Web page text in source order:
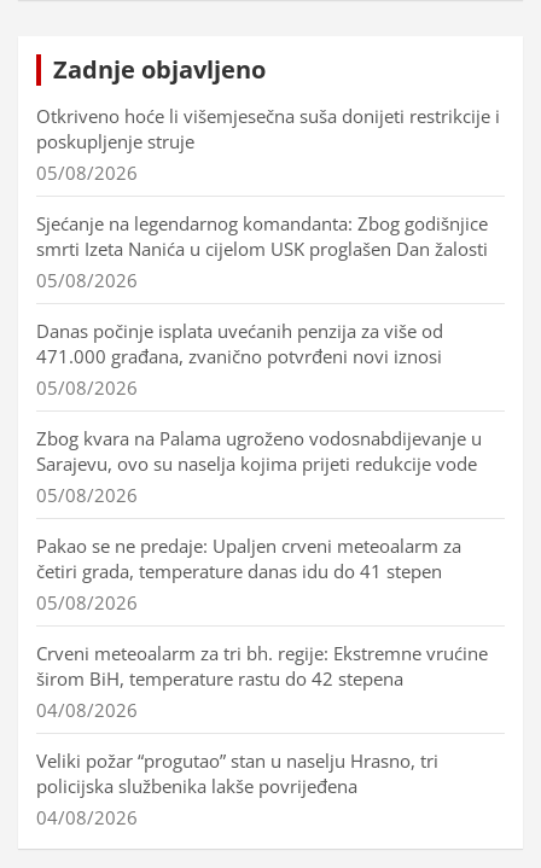
Zadnje objavljeno
Otkriveno hoće li višemjesečna suša donijeti restrikcije i
poskupljenje struje
05/08/2026
Sjećanje na legendarnog komandanta: Zbog godišnjice
smrti Izeta Nanića u cijelom USK proglašen Dan žalosti
05/08/2026
Danas počinje isplata uvećanih penzija za više od
471.000 građana, zvanično potvrđeni novi iznosi
05/08/2026
Zbog kvara na Palama ugroženo vodosnabdijevanje u
Sarajevu, ovo su naselja kojima prijeti redukcije vode
05/08/2026
Pakao se ne predaje: Upaljen crveni meteoalarm za
četiri grada, temperature danas idu do 41 stepen
05/08/2026
Crveni meteoalarm za tri bh. regije: Ekstremne vrućine
širom BiH, temperature rastu do 42 stepena
04/08/2026
Veliki požar “progutao” stan u naselju Hrasno, tri
policijska službenika lakše povrijeđena
04/08/2026